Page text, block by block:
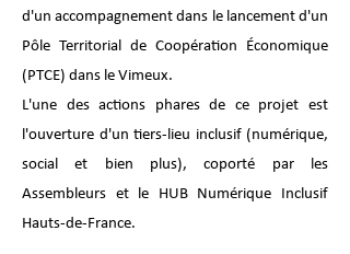
d'un accompagnement dans le lancement d'un
Pôle Territorial de Coopération Économique
(PTCE) dans le Vimeux.
L'une des actions phares de ce projet est
l'ouverture d'un tiers-lieu inclusif (numérique,
social et bien plus), coporté par les
Assembleurs et le HUB Numérique Inclusif
Hauts-de-France.